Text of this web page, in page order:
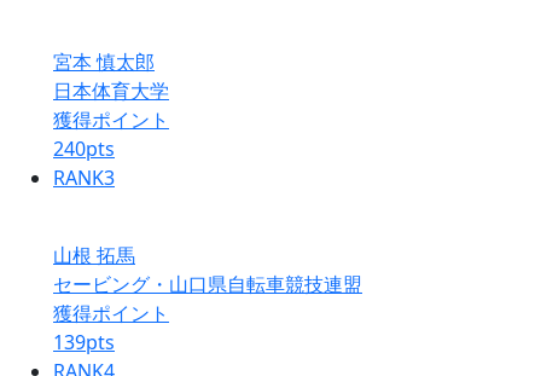
宮本 慎太郎
日本体育大学
獲得ポイント
240pts
RANK3
山根 拓馬
セービング・山口県自転車競技連盟
獲得ポイント
139pts